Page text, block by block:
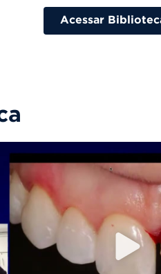
Acessar